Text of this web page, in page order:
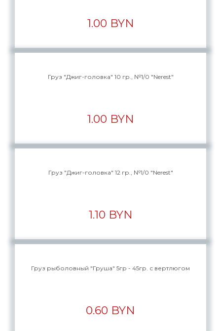
1.00 BYN
Груз "Джиг-головка" 10 гр., №1/0 "Nerest"
1.00 BYN
Груз "Джиг-головка" 12 гр., №1/0 "Nerest"
1.10 BYN
Груз рыболовный "Груша" 5гр - 45гр. с вертлюгом
0.60 BYN